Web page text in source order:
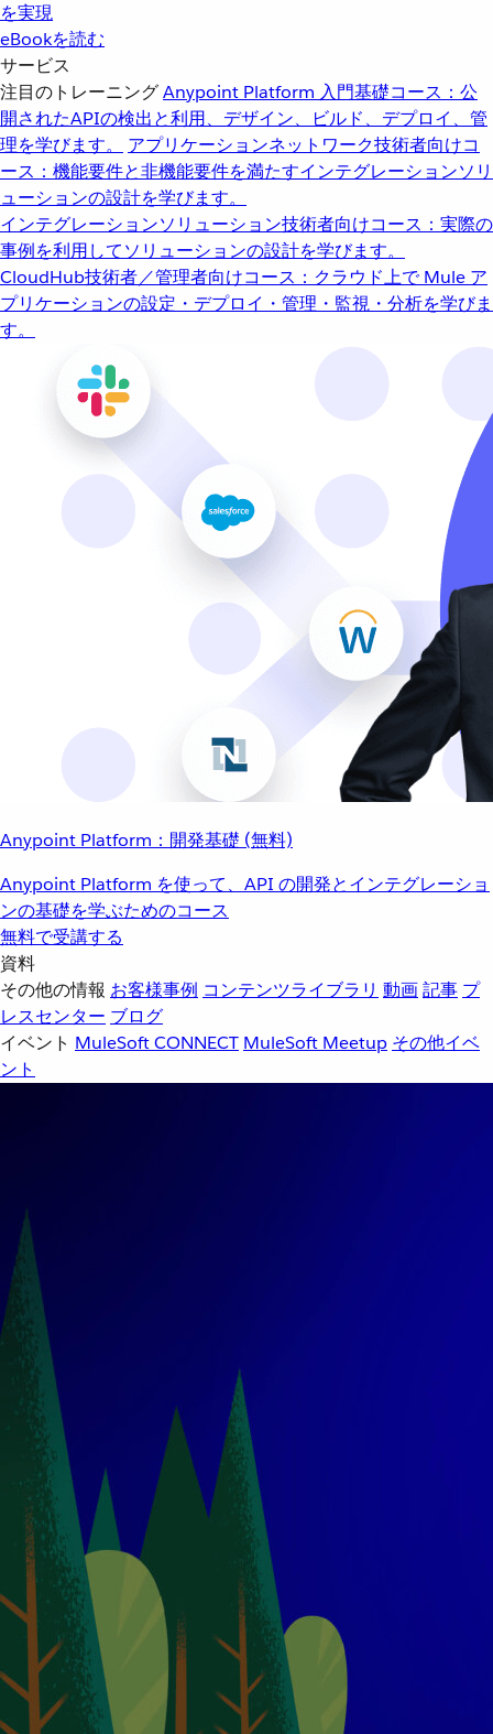
を実現
eBookを読む
サービス
注目のトレーニングAnypoint Platform 入門基礎コース：公
開されたAPIの検出と利用、デザイン、ビルド、デプロイ、管
理を学びます。
アプリケーションネットワーク技術者向けコ
ース：機能要件と非機能要件を満たすインテグレーションソリ
ューションの設計を学びます。
インテグレーションソリューション技術者向けコース：実際の
事例を利用してソリューションの設計を学びます。
CloudHub技術者／管理者向けコース：クラウド上で Mule ア
プリケーションの設定・デプロイ・管理・監視・分析を学びま
す。
Anypoint Platform：開発基礎 (無料)
Anypoint Platform を使って、API の開発とインテグレーショ
ンの基礎を学ぶためのコース
無料で受講する
資料
その他の情報 お客様事例 コンテンツライブラリ 動画記事 プ
レスセンター ブログ
イベント MuleSoft CONNECT MuleSoft Meetup その他イベ
ント